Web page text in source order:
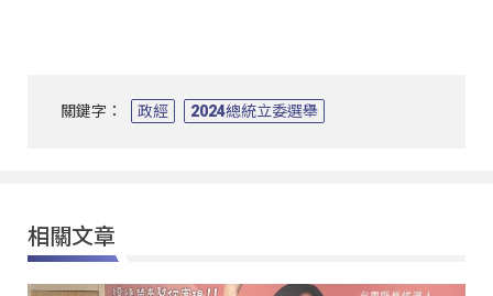
關鍵字： 政經 2024總統立委選舉
相關文章